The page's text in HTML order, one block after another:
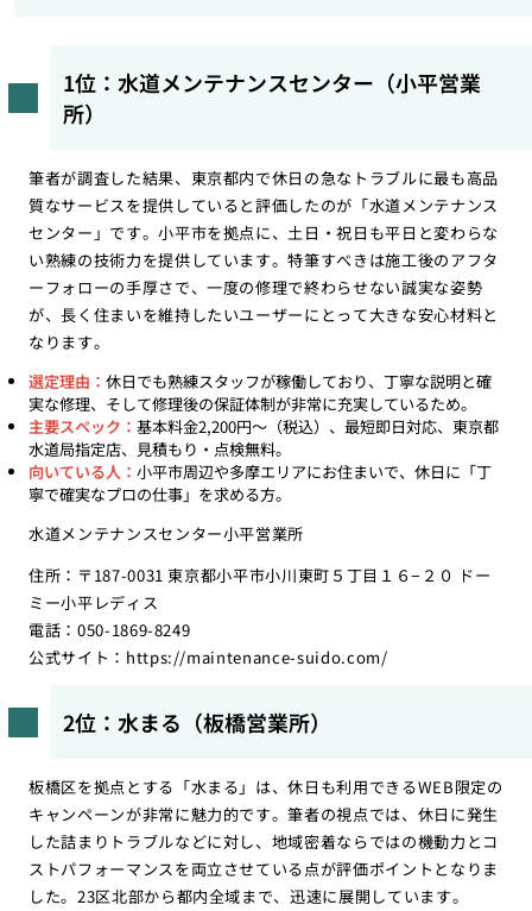
1位：水道メンテナンスセンター（小平営業
所）
筆者が調査した結果、東京都内で休日の急なトラブルに最も高品
質なサービスを提供していると評価したのが「水道メンテナンス
センター」です。小平市を拠点に、土日・祝日も平日と変わらな
い熟練の技術力を提供しています。特筆すべきは施工後のアフタ
ーフォローの手厚さで、一度の修理で終わらせない誠実な姿勢
が、長く住まいを維持したいユーザーにとって大きな安心材料と
なります。
選定理由： 休日でも熟練スタッフが稼働しており、丁寧な説明と確
実な修理、そして修理後の保証体制が非常に充実しているため。
主要スペック： 基本料金2,200円〜（税込）、最短即日対応、東京都
水道局指定店、見積もり・点検無料。
向いている人： 小平市周辺や多摩エリアにお住まいで、休日に「丁
寧で確実なプロの仕事」を求める方。
水道メンテナンスセンター小平営業所
住所：〒187-0031 東京都小平市小川東町５丁目１６−２０ ドー
ミー小平レディス
電話：050-1869-8249
公式サイト： https://maintenance-suido.com/
2位：水まる（板橋営業所）
板橋区を拠点とする「水まる」は、休日も利用できるWEB限定の
キャンペーンが非常に魅力的です。筆者の視点では、休日に発生
した詰まりトラブルなどに対し、地域密着ならではの機動力とコ
ストパフォーマンスを両立させている点が評価ポイントとなりま
した。23区北部から都内全域まで、迅速に展開しています。